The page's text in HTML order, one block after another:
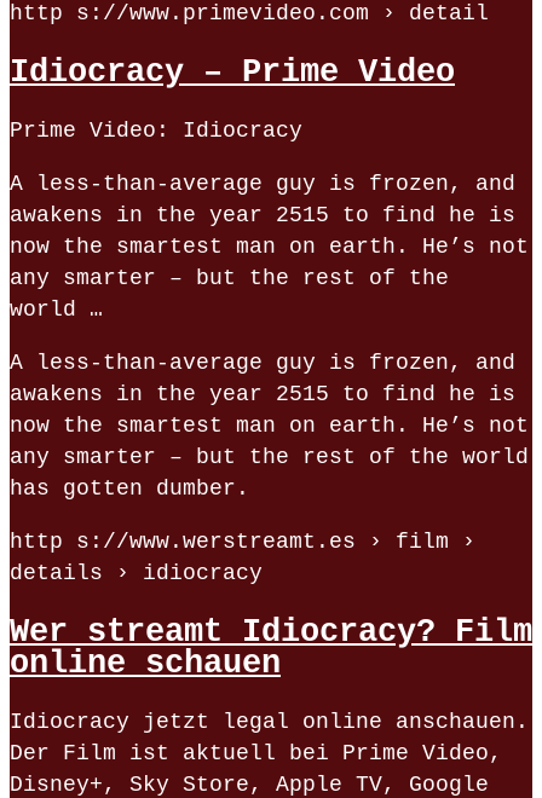
http s://www.primevideo.com › detail
Idiocracy – Prime Video
Prime Video: Idiocracy
A less-than-average guy is frozen, and
awakens in the year 2515 to find he is
now the smartest man on earth. He’s not
any smarter – but the rest of the
world …
A less-than-average guy is frozen, and
awakens in the year 2515 to find he is
now the smartest man on earth. He’s not
any smarter – but the rest of the world
has gotten dumber.
http s://www.werstreamt.es › film ›
details › idiocracy
Wer streamt Idiocracy? Film
online schauen
Idiocracy jetzt legal online anschauen.
Der Film ist aktuell bei Prime Video,
Disney+, Sky Store, Apple TV, Google